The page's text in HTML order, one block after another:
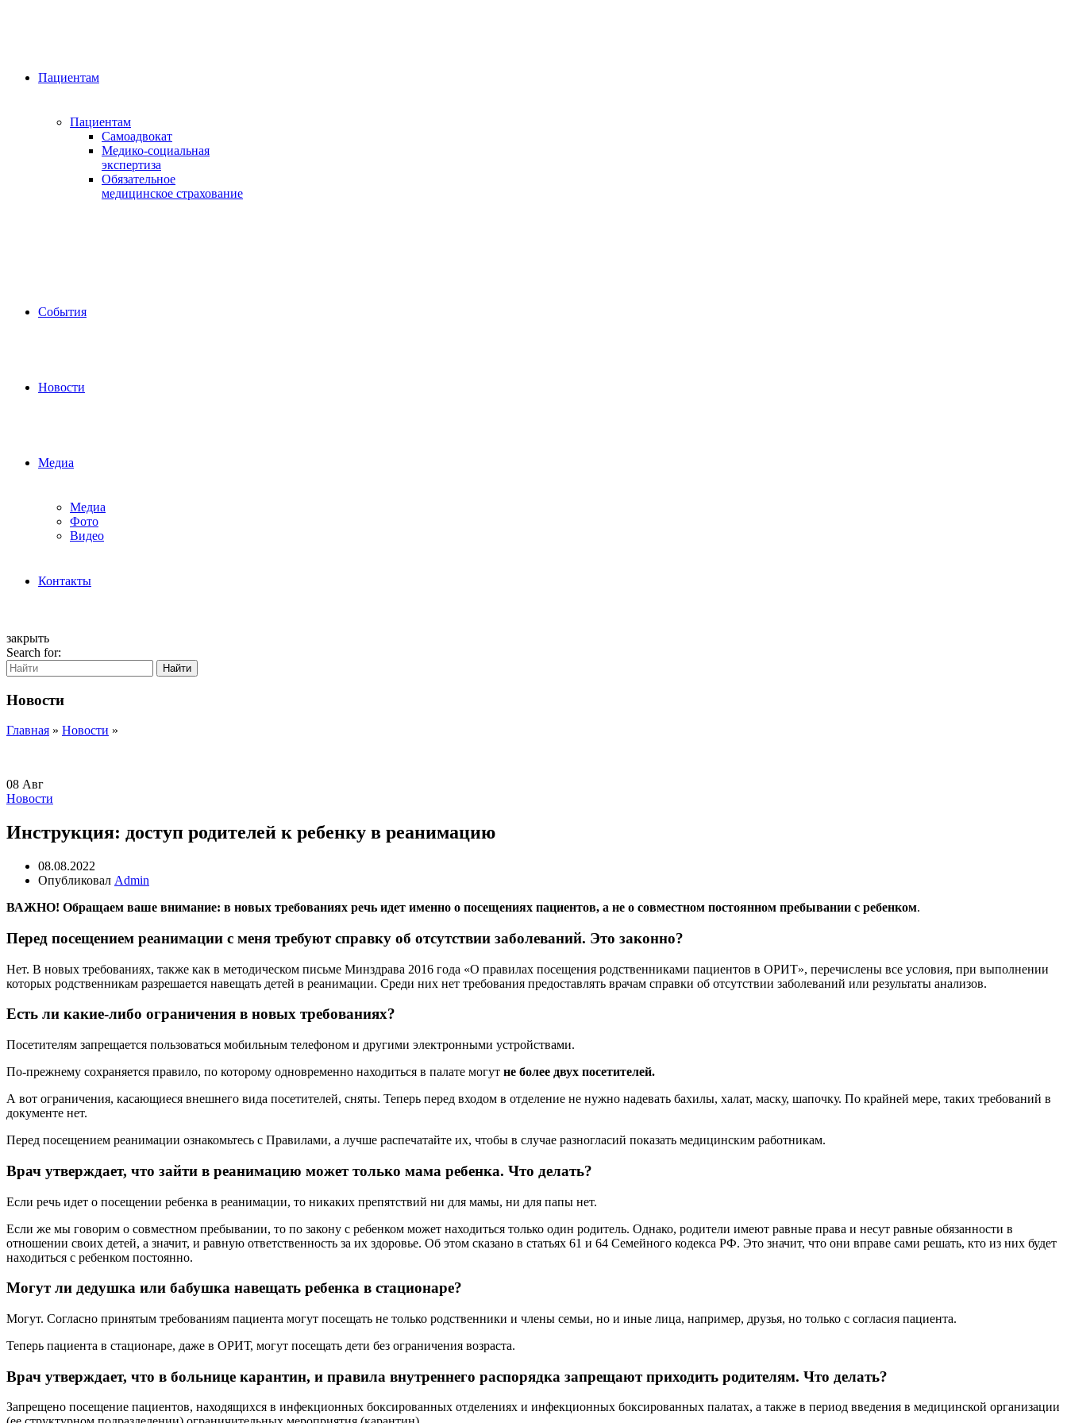
Пациентам
Пациентам
Самоадвокат
Медико-социальная
экспертиза
Обязательное
медицинское страхование
События
Новости
Медиа
Медиа
Фото
Видео
Контакты
закрыть
Search for:
Найти
Новости
Главная » Новости »
08 Авг
Новости
Инструкция: доступ родителей к ребенку в реанимацию
08.08.2022
Опубликовал Admin
ВАЖНО! Обращаем ваше внимание: в новых требованиях речь идет именно о посещениях пациентов, а не о совместном постоянном пребывании с ребенком.
Перед посещением реанимации с меня требуют справку об отсутствии заболеваний. Это законно?
Нет. В новых требованиях, также как в методическом письме Минздрава 2016 года «О правилах посещения родственниками пациентов в ОРИТ», перечислены все условия, при выполнении
которых родственникам разрешается навещать детей в реанимации. Среди них нет требования предоставлять врачам справки об отсутствии заболеваний или результаты анализов.
Есть ли какие-либо ограничения в новых требованиях?
Посетителям запрещается пользоваться мобильным телефоном и другими электронными устройствами.
По-прежнему сохраняется правило, по которому одновременно находиться в палате могут не более двух посетителей.
А вот ограничения, касающиеся внешнего вида посетителей, сняты. Теперь перед входом в отделение не нужно надевать бахилы, халат, маску, шапочку. По крайней мере, таких требований в
документе нет.
Перед посещением реанимации ознакомьтесь с Правилами, а лучше распечатайте их, чтобы в случае разногласий показать медицинским работникам.
Врач утверждает, что зайти в реанимацию может только мама ребенка. Что делать?
Если речь идет о посещении ребенка в реанимации, то никаких препятствий ни для мамы, ни для папы нет.
Если же мы говорим о совместном пребывании, то по закону с ребенком может находиться только один родитель. Однако, родители имеют равные права и несут равные обязанности в
отношении своих детей, а значит, и равную ответственность за их здоровье. Об этом сказано в статьях 61 и 64 Семейного кодекса РФ. Это значит, что они вправе сами решать, кто из них будет
находиться с ребенком постоянно.
Могут ли дедушка или бабушка навещать ребенка в стационаре?
Могут. Согласно принятым требованиям пациента могут посещать не только родственники и члены семьи, но и иные лица, например, друзья, но только с согласия пациента.
Теперь пациента в стационаре, даже в ОРИТ, могут посещать дети без ограничения возраста.
Врач утверждает, что в больнице карантин, и правила внутреннего распорядка запрещают приходить родителям. Что делать?
Запрещено посещение пациентов, находящихся в инфекционных боксированных отделениях и инфекционных боксированных палатах, а также в период введения в медицинской организации